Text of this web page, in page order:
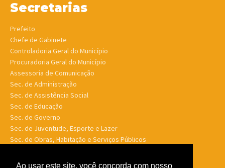
Secretarias
Prefeito
Chefe de Gabinete
Controladoria Geral do Município
Procuradoria Geral do Município
Assessoria de Comunicação
Sec. de Administração
Sec. de Assistência Social
Sec. de Educação
Sec. de Governo
Sec. de Juventude, Esporte e Lazer
Sec. de Obras, Habitação e Serviços Públicos
Sec. de Saúde
Ao usar este site, você concorda com nosso